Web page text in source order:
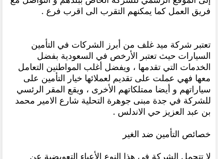
فريق العمل كما يمكنهم التقرب الى اقرب فرع .
تعتبر شركة ميد غلف من أبرز الشركات في التأمين
السيارات حيث تعتبر الأرخص في السعودية بفضل
الخدمات التي تقدمها ، ويفضل أغلب المواطنين التعامل
معها فهي عملت على تقديم لعملائها خيار التأمين على
سياراتهم و أيضا ممتلكاتهم الأخرى ، ويقع المقر الرئسي
للشركة في جدة مبنى جوهرة التحلية شارع الامير محمد
بن عبد العزيز حي الاندلس .
خصائص التأمين ضد الغير
لا تتحمل الشركة في هذا النوع الأعباء التعويضية عن